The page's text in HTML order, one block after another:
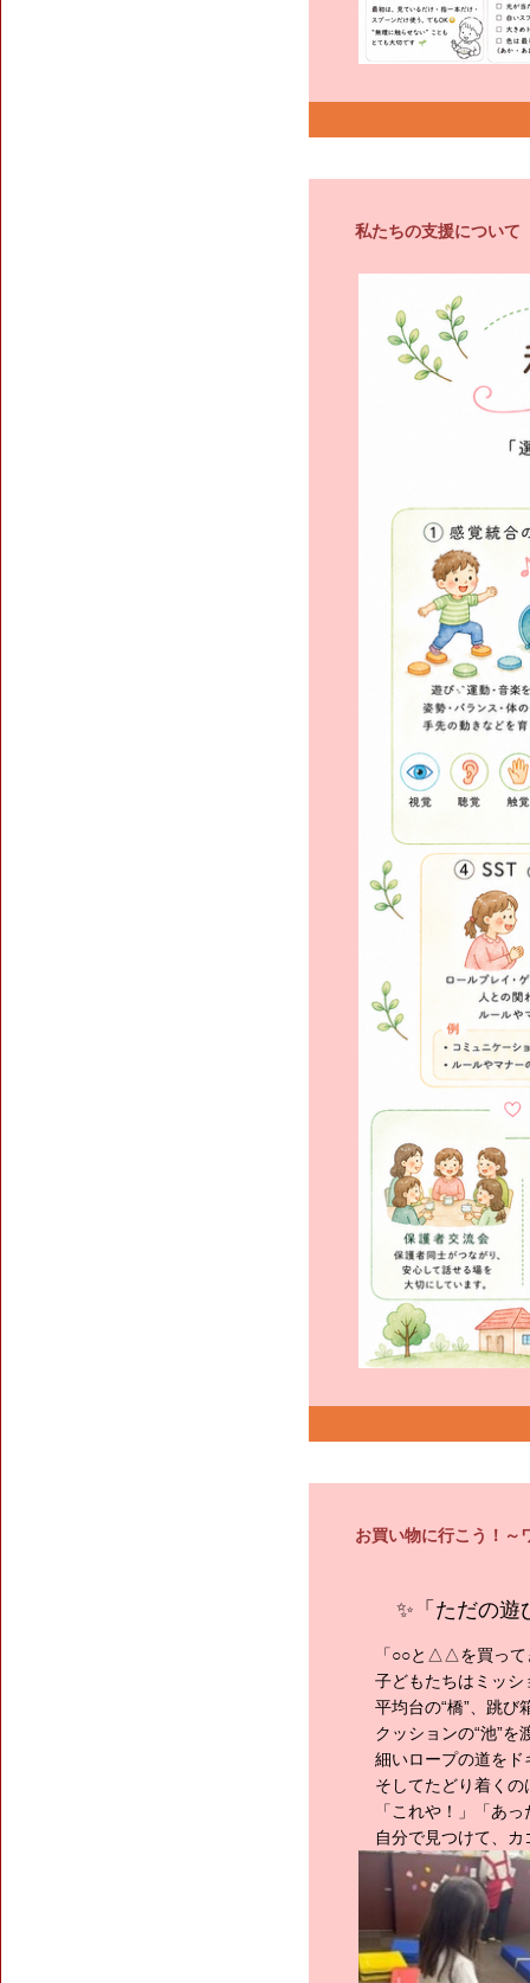
私たちの支援について
お買い物に行こう！～
✨「ただの遊
「○○と△△を買って
子どもたちはミッシ
平均台の“橋”、跳び
クッションの“池”を
細いロープの道を
そしてたどり着くの
「これや！」「あっ
自分で見つけて、カ